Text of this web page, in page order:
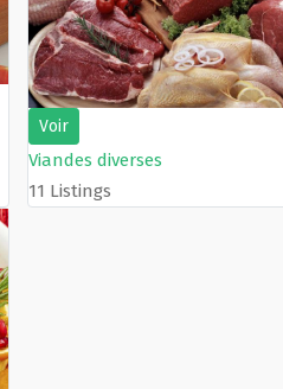
Voir
Viandes diverses
11 Listings